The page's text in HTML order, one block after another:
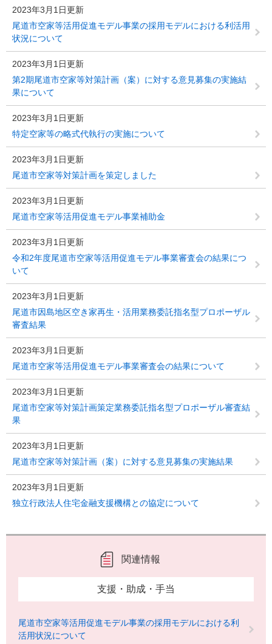
2023年3月1日更新
尾道市空家等活用促進モデル事業の採用モデルにおける利活用
状況について
2023年3月1日更新
第2期尾道市空家等対策計画（案）に対する意見募集の実施結
果について
2023年3月1日更新
特定空家等の略式代執行の実施について
2023年3月1日更新
尾道市空家等対策計画を策定しました
2023年3月1日更新
尾道市空家等活用促進モデル事業補助金
2023年3月1日更新
令和2年度尾道市空家等活用促進モデル事業審査会の結果につ
いて
2023年3月1日更新
尾道市因島地区空き家再生・活用業務委託指名型プロポーザル
審査結果
2023年3月1日更新
尾道市空家等活用促進モデル事業審査会の結果について
2023年3月1日更新
尾道市空家等対策計画策定業務委託指名型プロポーザル審査結
果
2023年3月1日更新
尾道市空家等対策計画（案）に対する意見募集の実施結果
2023年3月1日更新
独立行政法人住宅金融支援機構との協定について
関連情報
支援・助成・手当
尾道市空家等活用促進モデル事業の採用モデルにおける利
活用状況について